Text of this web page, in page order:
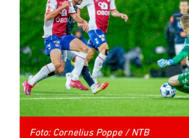
Foto: Cornelius Poppe / NTB